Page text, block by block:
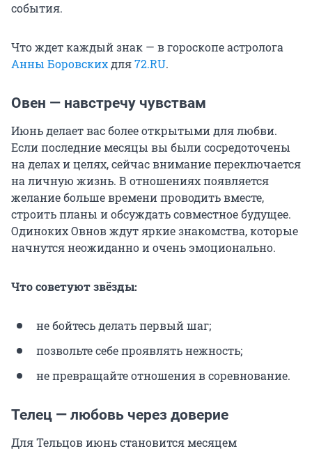
события.
Что ждет каждый знак — в гороскопе астролога
Анны Боровскихдля72.RU.
Овен — навстречу чувствам
Июнь делает вас более открытыми для любви.
Если последние месяцы вы были сосредоточены
на делах и целях, сейчас внимание переключается
на личную жизнь. В отношениях появляется
желание больше времени проводить вместе,
строить планы и обсуждать совместное будущее.
Одиноких Овнов ждут яркие знакомства, которые
начнутся неожиданно и очень эмоционально.
Что советуют звёзды:
не бойтесь делать первый шаг;
позвольте себе проявлять нежность;
не превращайте отношения в соревнование.
Телец — любовь через доверие
Для Тельцов июнь становится месяцем